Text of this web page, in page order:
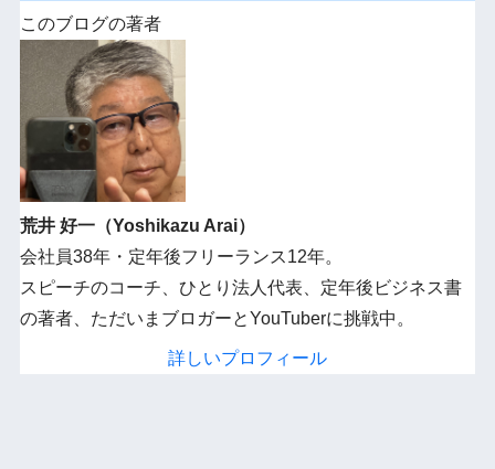
このブログの著者
荒井 好一（Yoshikazu Arai）
会社員38年・定年後フリーランス12年。
スピーチのコーチ、ひとり法人代表、定年後ビジネス書
の著者、ただいまブロガーとYouTuberに挑戦中。
詳しいプロフィール